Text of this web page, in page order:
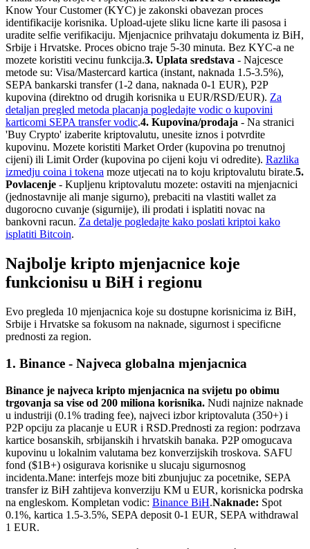
Know Your Customer (KYC) je zakonski obavezan proces
identifikacije korisnika. Upload-ujete sliku licne karte ili pasosa i
uradite selfie verifikaciju. Mjenjacnice prihvataju dokumenta iz BiH,
Srbije i Hrvatske. Proces obicno traje 5-30 minuta. Bez KYC-a ne
mozete koristiti vecinu funkcija.3. Uplata sredstava - Najcesce
metode su: Visa/Mastercard kartica (instant, naknada 1.5-3.5%),
SEPA bankarski transfer (1-2 dana, naknada 0-1 EUR), P2P
kupovina (direktno od drugih korisnika u EUR/RSD/EUR). Za
detaljan pregled metoda placanja pogledajte vodic o kupovini
karticomi SEPA transfer vodic.4. Kupovina/prodaja - Na stranici
'Buy Crypto' izaberite kriptovalutu, unesite iznos i potvrdite
kupovinu. Mozete koristiti Market Order (kupovina po trenutnoj
cijeni) ili Limit Order (kupovina po cijeni koju vi odredite). Razlika
izmedju coina i tokena moze utjecati na to koju kriptovalutu birate.5.
Povlacenje - Kupljenu kriptovalutu mozete: ostaviti na mjenjacnici
(jednostavnije ali manje sigurno), prebaciti na vlastiti wallet za
dugorocno cuvanje (sigurnije), ili prodati i isplatiti novac na
bankovni racun. Za detalje pogledajte kako poslati kriptoi kako
isplatiti Bitcoin.
Najbolje kripto mjenjacnice koje
funkcionisu u BiH i regionu
Evo pregleda 10 mjenjacnica koje su dostupne korisnicima iz BiH,
Srbije i Hrvatske sa fokusom na naknade, sigurnost i specificne
prednosti za region.
1. Binance - Najveca globalna mjenjacnica
Binance je najveca kripto mjenjacnica na svijetu po obimu
trgovanja sa vise od 200 miliona korisnika. Nudi najnize naknade
u industriji (0.1% trading fee), najveci izbor kriptovaluta (350+) i
P2P opciju za placanje u EUR i RSD.Prednosti za region: podrzava
kartice bosanskih, srbijanskih i hrvatskih banaka. P2P omogucava
kupovinu u lokalnim valutama bez konverzijskih troskova. SAFU
fond ($1B+) osigurava korisnike u slucaju sigurnosnog
incidenta.Mane: interfejs moze biti zbunjujuc za pocetnike, SEPA
transfer iz BiH zahtijeva konverziju KM u EUR, korisnicka podrska
na engleskom. Kompletan vodic: Binance BiH.Naknade: Spot
0.1%, kartica 1.5-3.5%, SEPA deposit 0-1 EUR, SEPA withdrawal
1 EUR.